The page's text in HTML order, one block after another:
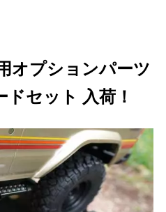
オプションパーツ
セット 入荷！